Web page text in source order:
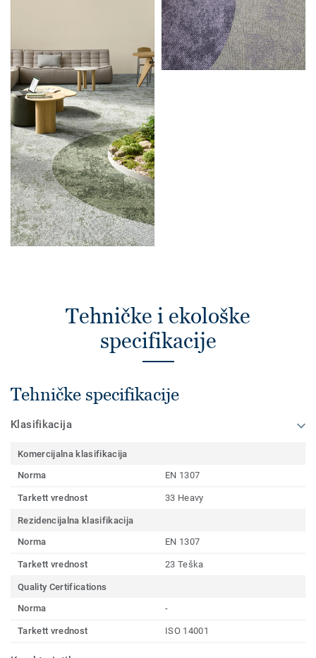
Tehničke i ekološke
specifikacije
Tehničke specifikacije
Klasifikacija
Komercijalna klasifikacija
Norma
EN 1307
Tarkett vrednost 33 Heavy
Rezidencijalna klasifikacija
Norma
EN 1307
Tarkett vrednost 23 Teška
Quality Certifications
Norma
-
Tarkett vrednost ISO 14001